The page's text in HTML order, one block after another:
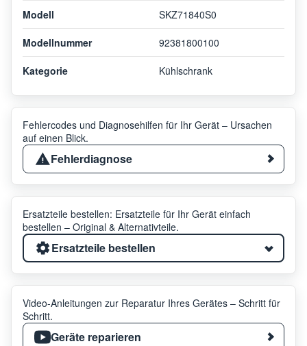
Modell SKZ71840S0
Modellnummer 92381800100
Kategorie Kühlschrank
Fehlercodes und Diagnosehilfen für Ihr Gerät – Ursachen
auf einen Blick.
Fehlerdiagnose
Ersatzteile bestellen: Ersatzteile für Ihr Gerät einfach
bestellen – Original & Alternativteile.
Ersatzteile bestellen
Video-Anleitungen zur Reparatur Ihres Gerätes – Schritt für
Schritt.
Geräte reparieren